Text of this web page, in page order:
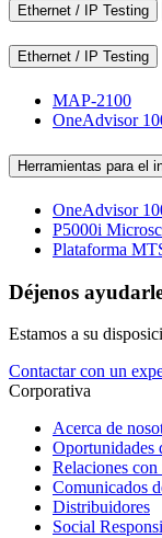
Ethernet / IP Testing
Ethernet / IP Testing
MAP-2100
OneAdvisor
Herramientas para el
OneAdvisor
P5000i
Plataforma
Déjenos
Estamos a su
Contactar con un
Corporativa
Acerca de
Oportunidades
Relaciones con
Comunicados
Distribuidores
Social